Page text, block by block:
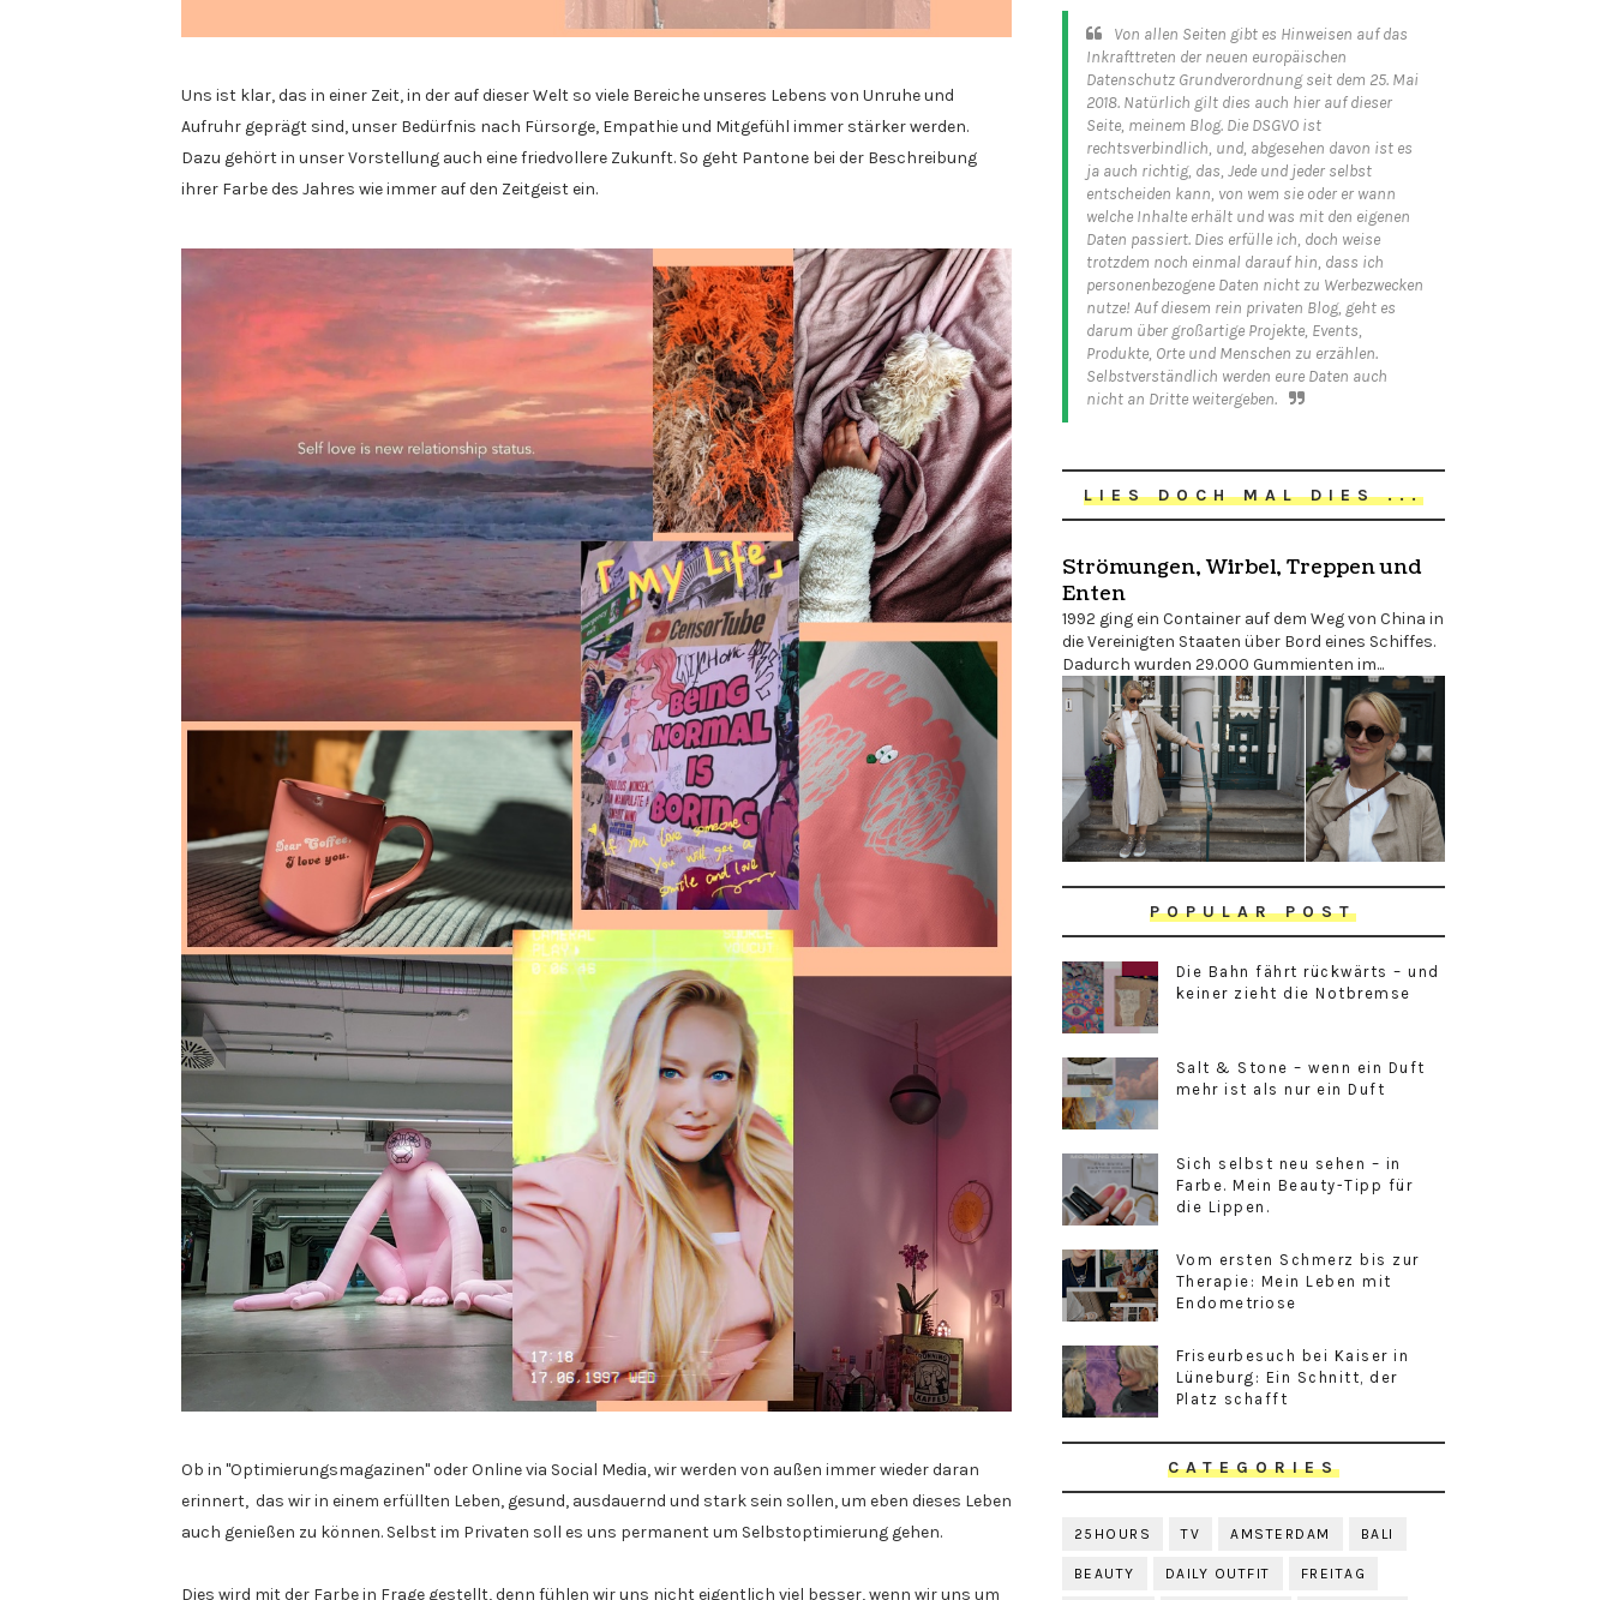
Uns ist klar, das in einer Zeit, in der auf dieser Welt so viele Bereiche unseres Lebens von Unruhe und
Aufruhr geprägt sind, unser Bedürfnis nach Fürsorge, Empathie und Mitgefühl immer stärker werden.
Dazu gehört in unser Vorstellung auch eine friedvollere Zukunft. So geht Pantone bei der Beschreibung
ihrer Farbe des Jahres wie immer auf den Zeitgeist ein.
Ob in "Optimierungsmagazinen" oder Online via Social Media, wir werden von außen immer wieder daran
erinnert, das wir in einem erfüllten Leben, gesund, ausdauernd und stark sein sollen, um eben dieses Leben
auch genießen zu können. Selbst im Privaten soll es uns permanent um Selbstoptimierung gehen.
Dies wird mit der Farbe in Frage gestellt, denn fühlen wir uns nicht eigentlich viel besser, wenn wir uns um
Von allen Seiten gibt es Hinweisen auf das
Inkrafttreten der neuen europäischen
Datenschutz Grundverordnung seit dem 25. Mai
2018. Natürlich gilt dies auch hier auf dieser
Seite, meinem Blog. Die DSGVO ist
rechtsverbindlich, und, abgesehen davon ist es
ja auch richtig, das, Jede und jeder selbst
entscheiden kann, von wem sie oder er wann
welche Inhalte erhält und was mit den eigenen
Daten passiert. Dies erfülle ich, doch weise
trotzdem noch einmal darauf hin, dass ich
personenbezogene Daten nicht zu Werbezwecken
nutze! Auf diesem rein privaten Blog, geht es
darum über großartige Projekte, Events,
Produkte, Orte und Menschen zu erzählen.
Selbstverständlich werden eure Daten auch
nicht an Dritte weitergeben.
LIES DOCH MAL DIES ...
Strömungen, Wirbel, Treppen und
Enten
1992 ging ein Container auf dem Weg von China in
die Vereinigten Staaten über Bord eines Schiffes.
Dadurch wurden 29.000 Gummienten im...
POPULAR POST
Die Bahn fährt rückwärts – und
keiner zieht die Notbremse
Salt & Stone – wenn ein Duft
mehr ist als nur ein Duft
Sich selbst neu sehen – in
Farbe. Mein Beauty-Tipp für
die Lippen.
Vom ersten Schmerz bis zur
Therapie: Mein Leben mit
Endometriose
Friseurbesuch bei Kaiser in
Lüneburg: Ein Schnitt, der
Platz schafft
CATEGORIES
25HOURS TV AMSTERDAM BALI
BEAUTY DAILY OUTFIT FREITAG